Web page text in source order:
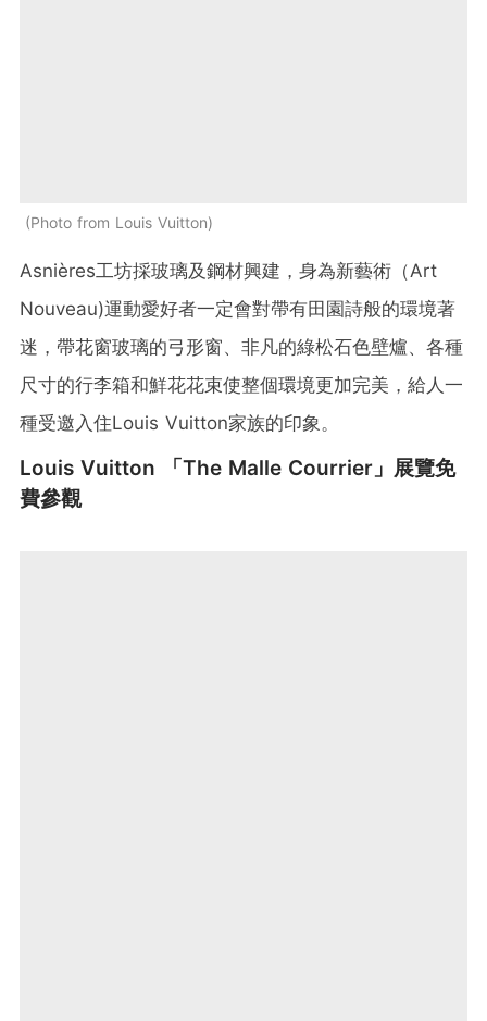
Photo from Louis Vuitton
Asnières工坊採玻璃及鋼材興建，身為新藝術（Art
Nouveau)運動愛好者一定會對帶有田園詩般的環境著
迷，帶花窗玻璃的弓形窗、非凡的綠松石色壁爐、各種
尺寸的行李箱和鮮花花束使整個環境更加完美，給人一
種受邀入住Louis Vuitton家族的印象。
Louis Vuitton 「The Malle Courrier」展覽免
費參觀